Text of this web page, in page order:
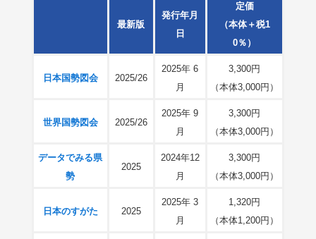
最新版
発行年月
日
定価
（本体＋税1
0％）
日本国勢図会 2025/26
2025年 6
月
3,300円
（本体3,000円）
世界国勢図会 2025/26
2025年 9
月
3,300円
（本体3,000円）
データでみる県
勢
2025
2024年12
月
3,300円
（本体3,000円）
日本のすがた 2025
2025年 3
月
1,320円
（本体1,200円）